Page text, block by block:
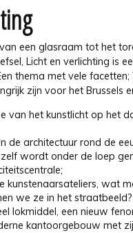
een glasraam tot het
Licht en verlichting is
thema met vele facetten;
zijn voor het Brussels
van het kunstlicht op het
de architectuur rond de
wordt onder de loep
kunstenaarsateliers, wat
we ze in het straatbeeld?
lokmiddel, een nieuw
kantoorgebouw met